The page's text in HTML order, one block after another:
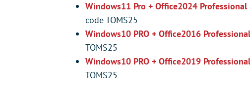
Windows11 Pro + Office2024
code TOMS25
Windows10 PRO + Office2016
TOMS25
Windows10 PRO + Office2019
TOMS25